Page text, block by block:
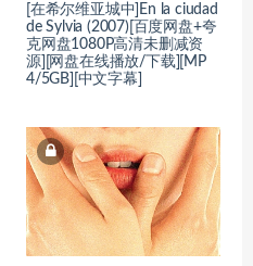
[在希尔维亚城中]En la ciudad
de Sylvia (2007)[百度网盘+夸
克网盘1080P高清未删减资
源][网盘在线播放/下载][MP
4/5GB][中文字幕]